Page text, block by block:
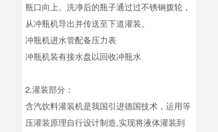
瓶口向上。洗净后的瓶子通过过不锈钢拨轮，
从冲瓶机导出并传送至下道灌装。
冲瓶机进水管配备压力表
冲瓶机装有接水盘以回收冲瓶水
2.灌装部分：
含汽饮料灌装机是我国引进德国技术，运用等
压灌装原理自行设计制造,实现将液体灌装到